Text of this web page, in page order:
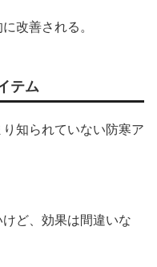
改善される。
テム
知られていない防寒ア
ど、効果は間違いな